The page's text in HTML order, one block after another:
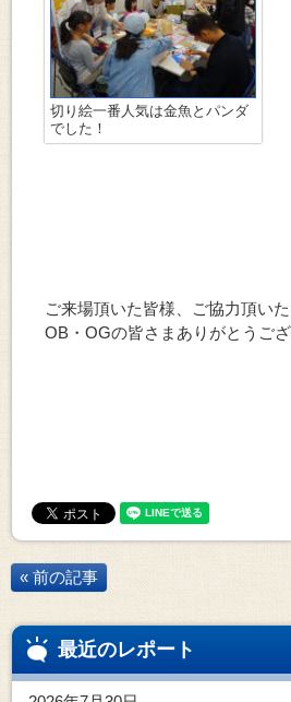
切り絵一番人気は金魚とパンダ
でした！
ご来場頂いた皆様、ご協力頂い
OB・OGの皆さまありがとうござ
« 前の記事
最近のレポート